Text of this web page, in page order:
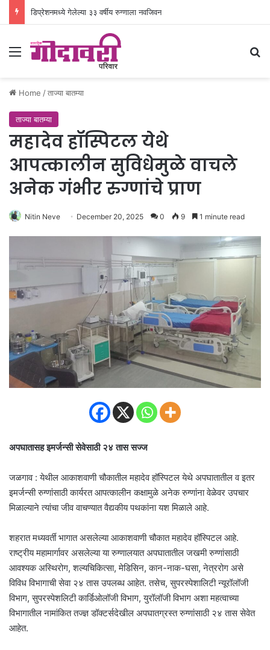
डिप्रेशनमध्ये गेलेल्या ३३ वर्षीय रुग्णाला नवजिवन
Menu
Home /ताज्या बातम्या
ताज्या बातम्या
महादेव हॉस्पिटल येथे
आपत्कालीन सुविधेमुळे वाचले
अनेक गंभीर रुग्णांचे प्राण
Nitin Neve December 20, 2025 0 9 1 minute read
अपघातासह इमर्जन्सी सेवेसाठी २४ तास सज्ज
जळगाव : येथील आकाशवाणी चौकातील महादेव हॉस्पिटल येथे अपघातातील व इतर
इमर्जन्सी रुग्णांसाठी कार्यरत आपत्कालीन कक्षामुळे अनेक रुग्णांना वेळेवर उपचार
मिळाल्याने त्यांचा जीव वाचण्यात वैद्यकीय पथकांना यश मिळाले आहे.
शहरात मध्यवर्ती भागात असलेल्या आकाशवाणी चौकात महादेव हॉस्पिटल आहे.
राष्ट्रीय महामार्गावर असलेल्या या रुग्णालयात अपघातातील जखमी रुग्णांसाठी
आवश्यक अस्थिरोग, शल्यचिकित्सा, मेडिसिन, कान-नाक-घसा, नेत्ररोग असे
विविध विभागाची सेवा २४ तास उपलब्ध आहेत. तसेच, सुपरस्पेशालिटी न्यूरॉलॉजी
विभाग, सुपरस्पेशलिटी कार्डिओलॉजी विभाग, युरॉलॉजी विभाग अशा महत्वाच्या
विभागातील नामांकित तज्ज्ञ डॉक्टर्सदेखील अपघातग्रस्त रुग्णांसाठी २४ तास सेवेत
आहेत.